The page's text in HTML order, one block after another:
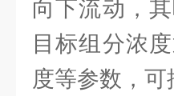
向下流动，
目标组分浓
度等参数，可